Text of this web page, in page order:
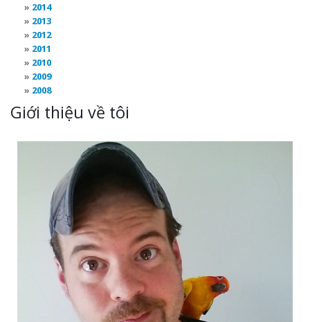
2014
2013
2012
2011
2010
2009
2008
Giới thiệu về tôi